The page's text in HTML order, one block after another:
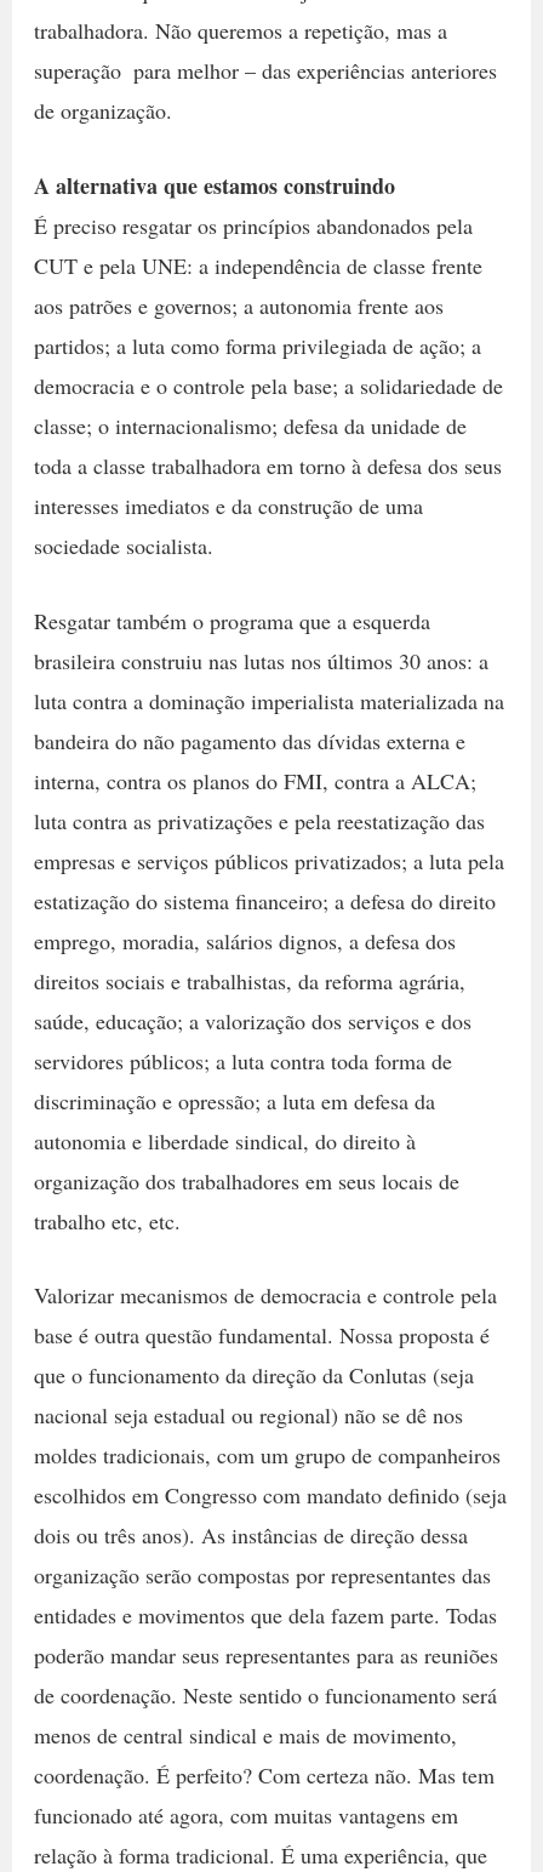
trabalhadora. Não queremos a repetição, mas a
superação  para melhor – das experiências anteriores
de organização.
A alternativa que estamos construindo
É preciso resgatar os princípios abandonados pela
CUT e pela UNE: a independência de classe frente
aos patrões e governos; a autonomia frente aos
partidos; a luta como forma privilegiada de ação; a
democracia e o controle pela base; a solidariedade de
classe; o internacionalismo; defesa da unidade de
toda a classe trabalhadora em torno à defesa dos seus
interesses imediatos e da construção de uma
sociedade socialista.
Resgatar também o programa que a esquerda
brasileira construiu nas lutas nos últimos 30 anos: a
luta contra a dominação imperialista materializada na
bandeira do não pagamento das dívidas externa e
interna, contra os planos do FMI, contra a ALCA;
luta contra as privatizações e pela reestatização das
empresas e serviços públicos privatizados; a luta pela
estatização do sistema financeiro; a defesa do direito
emprego, moradia, salários dignos, a defesa dos
direitos sociais e trabalhistas, da reforma agrária,
saúde, educação; a valorização dos serviços e dos
servidores públicos; a luta contra toda forma de
discriminação e opressão; a luta em defesa da
autonomia e liberdade sindical, do direito à
organização dos trabalhadores em seus locais de
trabalho etc, etc.
Valorizar mecanismos de democracia e controle pela
base é outra questão fundamental. Nossa proposta é
que o funcionamento da direção da Conlutas (seja
nacional seja estadual ou regional) não se dê nos
moldes tradicionais, com um grupo de companheiros
escolhidos em Congresso com mandato definido (seja
dois ou três anos). As instâncias de direção dessa
organização serão compostas por representantes das
entidades e movimentos que dela fazem parte. Todas
poderão mandar seus representantes para as reuniões
de coordenação. Neste sentido o funcionamento será
menos de central sindical e mais de movimento,
coordenação. É perfeito? Com certeza não. Mas tem
funcionado até agora, com muitas vantagens em
relação à forma tradicional. É uma experiência, que